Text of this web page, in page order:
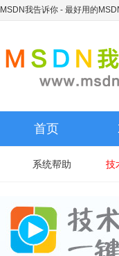
MSDN我告诉你 - 最好用的
首页
系统帮助 技